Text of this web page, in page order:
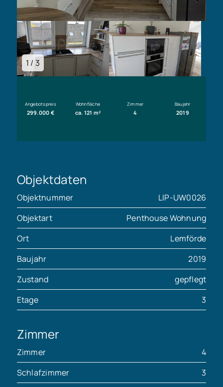
1 / 3
Angebotspreis
299.000 €
Wohnfläche
ca. 121 m²
Zimmer
4
Baujahr
2019
Objektdaten
Objektnummer
LIP-UW0026
Objektart
Penthouse Wohnung
Ort
Lemförde
Baujahr
2019
Zustand
gepflegt
Etage
3
Zimmer
Zimmer
4
Schlafzimmer
3